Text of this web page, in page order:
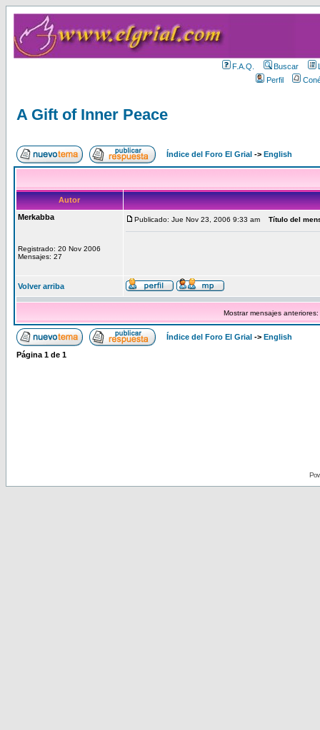
F.A.Q. Buscar
Perfil
A Gift of Inner Peace
Índice del Foro El Grial -> English
Autor
Merkabba
Registrado: 20 Nov 2006
Mensajes: 27
Publicado: Jue Nov 23, 2006 9:33 am Título del
Volver arriba
Mostrar mensajes anteriores:
Índice del Foro El Grial -> English
Página 1 de 1